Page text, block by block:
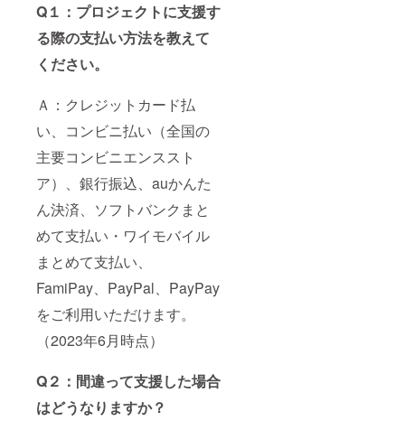
Q１：プロジェクトに支援す
る際の支払い方法を教えて
ください。
Ａ：クレジットカード払
い、コンビニ払い（全国の
主要コンビニエンススト
ア）、銀行振込、auかんた
ん決済、ソフトバンクまと
めて支払い・ワイモバイル
まとめて支払い、
FamiPay、PayPal、PayPay
をご利用いただけます。
（2023年6月時点）
Q２：間違って支援した場合
はどうなりますか？